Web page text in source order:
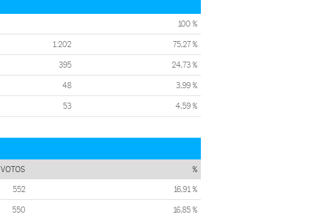
100 %
1.202 75,27 %
395 24,73 %
48 3,99 %
53 4,59 %
VOTOS %
552 16,91 %
550 16,85 %